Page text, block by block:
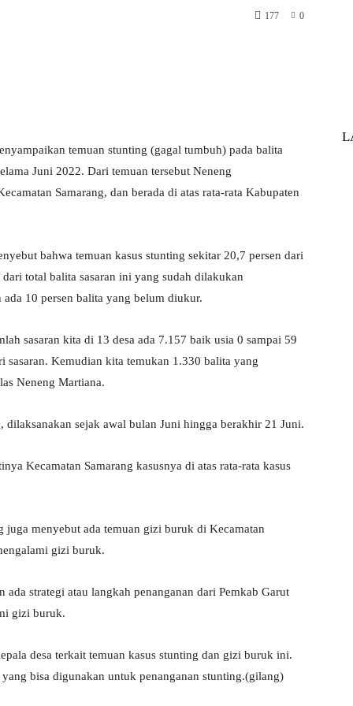
0
177
temuan stunting (gagal tumbuh) pada balita
Juni 2022. Dari temuan tersebut Neneng
Samarang, dan berada di atas rata-rata Kabupaten
bahwa temuan kasus stunting sekitar 20,7 persen dari
total balita sasaran ini yang sudah dilakukan
10 persen balita yang belum diukur.
sasaran kita di 13 desa ada 7.157 baik usia 0 sampai 59
Kemudian kita temukan 1.330 balita yang
Neneng Martiana.
sejak awal bulan Juni hingga berakhir 21 Juni.
Kecamatan Samarang kasusnya di atas rata-rata kasus
menyebut ada temuan gizi buruk di Kecamatan
gizi buruk.
strategi atau langkah penanganan dari Pemkab Garut
gizi buruk.
desa terkait temuan kasus stunting dan gizi buruk ini.
bisa digunakan untuk penanganan stunting.(gilang)